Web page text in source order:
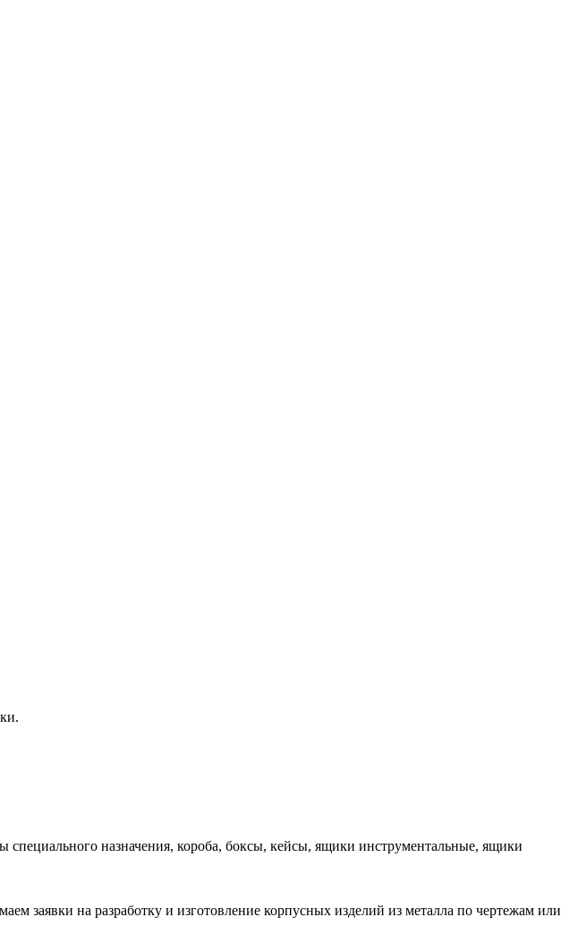
назначения, короба, боксы, кейсы, ящики инструментальные, ящики
заявки на разработку и изготовление корпусных изделий из металла по чертежам или